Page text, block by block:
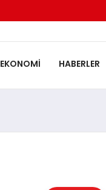
EKONOMI HABERLER